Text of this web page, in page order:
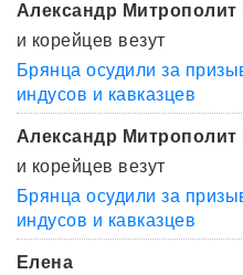
Александр Митрополит
и корейцев везут
Брянца осудили за
индусов и кавказцев
Александр Митрополит
и корейцев везут
Брянца осудили за
индусов и кавказцев
Елена